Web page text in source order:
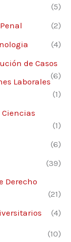
(5)
(2)
(4)
de Casos
(6)
Laborales
(1)
Ciencias
(1)
(6)
(39)
Derecho
(21)
(4)
(10)